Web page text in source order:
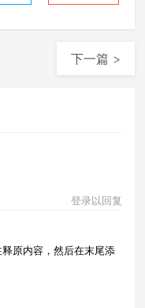
下一篇 >
登录以回复
原内容，然后在末尾添